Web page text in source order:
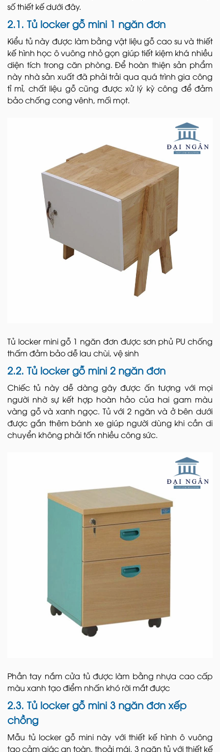
số thiết kế dưới đây.
2.1. Tủ locker gỗ mini 1 ngăn đơn
Kiểu tủ này được làm bằng vật liệu gỗ cao su và thiết
kế hình học ô vuông nhỏ gọn giúp tiết kiệm khá nhiều
diện tích trong căn phòng. Để hoàn thiện sản phẩm
này nhà sản xuất đã phải trải qua quá trình gia công
tỉ mỉ, chất liệu gỗ cũng được xử lý kỳ công để đảm
bảo chống cong vênh, mối mọt.
Tủ locker mini gỗ 1 ngăn đơn được sơn phủ PU chống
thấm đảm bảo dễ lau chùi, vệ sinh
2.2. Tủ locker gỗ mini 2 ngăn đơn
Chiếc tủ này dễ dàng gây được ấn tượng với mọi
người nhờ sự kết hợp hoàn hảo của hai gam màu
vàng gỗ và xanh ngọc. Tủ với 2 ngăn và ở bên dưới
được gắn thêm bánh xe giúp người dùng khi cần di
chuyển không phải tốn nhiều công sức.
Phần tay nắm cửa tủ được làm bằng nhựa cao cấp
màu xanh tạo điểm nhấn khó rời mắt được
2.3. Tủ locker gỗ mini 3 ngăn đơn xếp
chồng
Mẫu tủ locker gỗ mini này với thiết kế hình ô vuông
tạo cảm giác an toàn, thoải mái. 3 ngăn tủ với thiết kế